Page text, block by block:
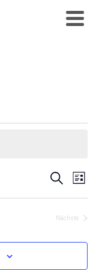
Suche
und
Suche
Liste
Nächste